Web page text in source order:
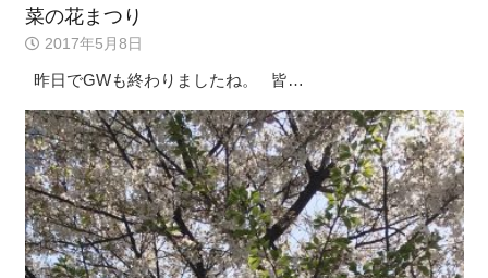
菜の花まつり
2017年5月8日
昨日でGWも終わりましたね。 皆…